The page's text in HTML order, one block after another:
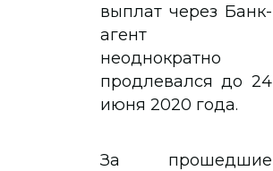
выплат через Банк-
агент
неоднократно
продлевался до 24
июня 2020 года.
За прошедшие